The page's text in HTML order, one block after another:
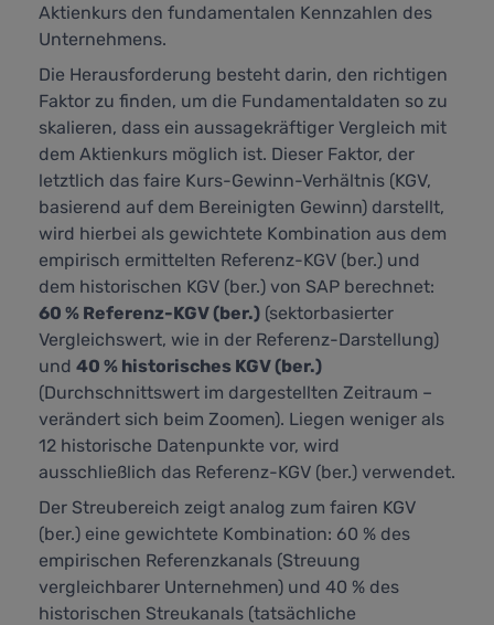
Aktienkurs den fundamentalen Kennzahlen des
Unternehmens.
Die Herausforderung besteht darin, den richtigen
Faktor zu finden, um die Fundamentaldaten so zu
skalieren, dass ein aussagekräftiger Vergleich mit
dem Aktienkurs möglich ist. Dieser Faktor, der
letztlich das faire Kurs-Gewinn-Verhältnis (KGV,
basierend auf dem Bereinigten Gewinn) darstellt,
wird hierbei als gewichtete Kombination aus dem
empirisch ermittelten Referenz-KGV (ber.) und
dem historischen KGV (ber.) von SAP berechnet:
60 % Referenz-KGV (ber.) (sektorbasierter
Vergleichswert, wie in der Referenz-Darstellung)
und 40 % historisches KGV (ber.)
(Durchschnittswert im dargestellten Zeitraum –
verändert sich beim Zoomen). Liegen weniger als
12 historische Datenpunkte vor, wird
ausschließlich das Referenz-KGV (ber.) verwendet.
Der Streubereich zeigt analog zum fairen KGV
(ber.) eine gewichtete Kombination: 60 % des
empirischen Referenzkanals (Streuung
vergleichbarer Unternehmen) und 40 % des
historischen Streukanals (tatsächliche